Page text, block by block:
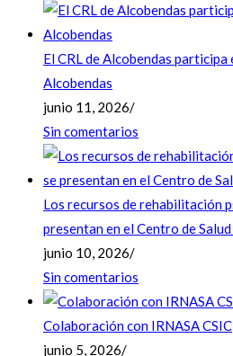
El CRL de Alcobendas participa
Alcobendas
junio 11, 2026/
Sin comentarios
Los recursos de rehabilitación
presentan en el Centro de Salud
junio 10, 2026/
Sin comentarios
Colaboración con IRNASA CSIC
junio 5, 2026/